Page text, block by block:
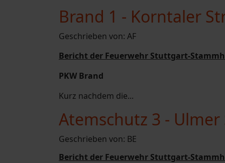
Brand 1 - Korntaler
Geschrieben von: AF
Bericht der Feuerwehr Stuttgart-
PKW Brand
Kurz nachdem die...
Atemschutz 3 -
Geschrieben von: BE
Bericht der Feuerwehr Stuttgart-